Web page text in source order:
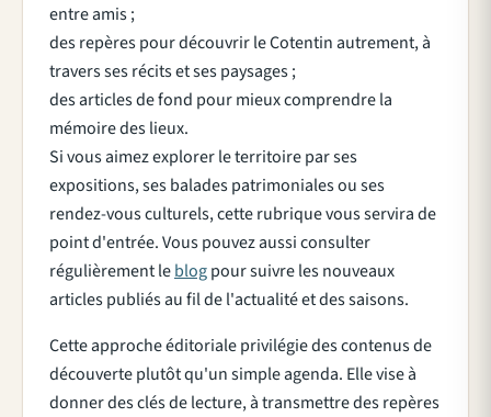
entre amis ;
des repères pour découvrir le Cotentin autrement, à
travers ses récits et ses paysages ;
des articles de fond pour mieux comprendre la
mémoire des lieux.
Si vous aimez explorer le territoire par ses
expositions, ses balades patrimoniales ou ses
rendez-vous culturels, cette rubrique vous servira de
point d'entrée. Vous pouvez aussi consulter
régulièrement leblogpour suivre les nouveaux
articles publiés au fil de l'actualité et des saisons.
Cette approche éditoriale privilégie des contenus de
découverte plutôt qu'un simple agenda. Elle vise à
donner des clés de lecture, à transmettre des repères